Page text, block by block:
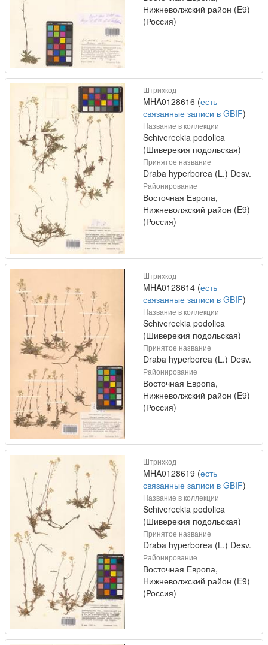
Нижневолжский район (E9)
(Россия)
Штрихкод
MHA0128616 (есть
связанные записи в GBIF)
Название в коллекции
Schivereckia podolica
(Шиверекия подольская)
Принятое название
Draba hyperborea (L.) Desv.
Районирование
Восточная Европа,
Нижневолжский район (E9)
(Россия)
Штрихкод
MHA0128614 (есть
связанные записи в GBIF)
Название в коллекции
Schivereckia podolica
(Шиверекия подольская)
Принятое название
Draba hyperborea (L.) Desv.
Районирование
Восточная Европа,
Нижневолжский район (E9)
(Россия)
Штрихкод
MHA0128619 (есть
связанные записи в GBIF)
Название в коллекции
Schivereckia podolica
(Шиверекия подольская)
Принятое название
Draba hyperborea (L.) Desv.
Районирование
Восточная Европа,
Нижневолжский район (E9)
(Россия)